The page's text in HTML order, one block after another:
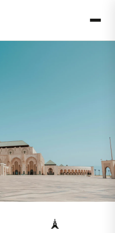
II-Moschee
🗼